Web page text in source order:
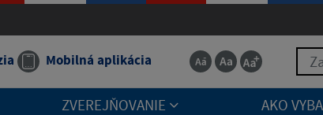
Mobilná aplikácia
ZVEREJŇOVANIE AKO